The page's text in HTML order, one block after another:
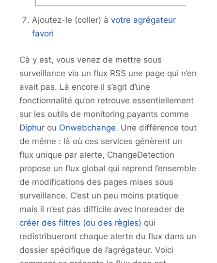
Ajoutez-le (coller) à votre agrégateur
favori
Cà y est, vous venez de mettre sous
surveillance via un flux RSS une page qui n’en
avait pas. Là encore il s’agit d’une
fonctionnalité qu’on retrouve essentiellement
sur les outils de monitoring payants comme
Diphur ou Onwebchange. Une différence tout
de même : là où ces services génèrent un
flux unique par alerte, ChangeDetection
propose un flux global qui reprend l’ensemble
de modifications des pages mises sous
surveillance. C’est un peu moins pratique
mais il n’est pas difficile avec Inoreader de
créer des filtres (ou des règles) qui
redistribueront chaque alerte du flux dans un
dossier spécifique de l’agrégateur. Voici